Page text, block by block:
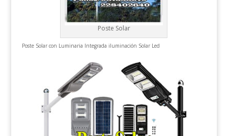
Poste Solar
Poste Solar con Luminaria Integrada iluminación Solar Led